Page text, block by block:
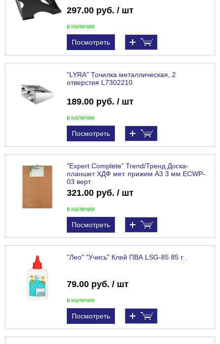
297.00 руб. / шт
в наличии
Посмотреть
"LYRA" Точилка металлическая, 2
отверстия L7302210
189.00 руб. / шт
в наличии
Посмотреть
"Expert Complete" Trend/Тренд Доска-
планшет ХДФ мет. прижим A3 3 мм ECWP-
03 верт
321.00 руб. / шт
в наличии
Посмотреть
"Лео" "Учись" Клей ПВА LSG-85 85 г .
79.00 руб. / шт
в наличии
Посмотреть